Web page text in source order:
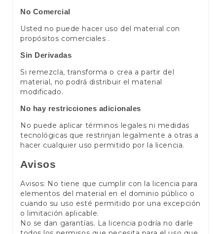
No Comercial
Usted no puede hacer uso del material con
propósitos comerciales .
Sin Derivadas
Si remezcla, transforma o crea a partir del
material, no podrá distribuir el material
modificado.
No hay restricciones adicionales
No puede aplicar términos legales ni medidas
tecnológicas que restrinjan legalmente a otras a
hacer cualquier uso permitido por la licencia.
Avisos
Avisos: No tiene que cumplir con la licencia para
elementos del material en el dominio público o
cuando su uso esté permitido por una excepción
o limitación aplicable.
No se dan garantías. La licencia podría no darle